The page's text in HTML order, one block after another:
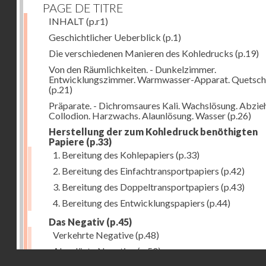
PAGE DE TITRE
INHALT (p.r1)
Geschichtlicher Ueberblick (p.1)
Die verschiedenen Manieren des Kohledrucks (p.19)
Von den Räumlichkeiten. - Dunkelzimmer.
Entwicklungszimmer. Warmwasser-Apparat.
(p.21)
Präparate. - Dichromsaures Kali. Wachslösung.
Collodion. Harzwachs. Alaunlösung. Wasser(p.26)
Herstellung der zum Kohledruck benöthigten
Papiere (p.33)
1. Bereitung des Kohlepapiers (p.33)
2. Bereitung des Einfachtransportpapiers (p.42)
3. Bereitung des Doppeltransportpapiers (p.43)
4. Bereitung des Entwicklungspapiers (p.44)
Das Negativ (p.45)
Verkehrte Negative(p.48)
Abgelöste Negative(p.50)